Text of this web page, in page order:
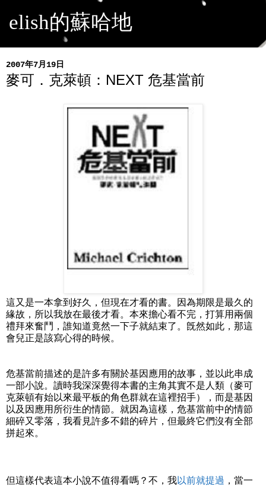
elish的蘇哈地
2007年7月19日
麥可．克萊頓：NEXT 危基當前
這又是一本拿到好久，但現在才看的書。因為期限是最久的
緣故，所以我放在最後才看。本來擔心看不完，打算用兩個
禮拜來奮鬥，誰知道竟然一下子就結束了。旣然如此，那這
會兒正是該寫心得的時候。
危基當前描述的是許多有關於基因應用的故事，並以此串成
一部小說。讀時我深深覺得本書的主角其實不是人類（麥可
克萊頓有始以來最平板的角色群就在這裡招手），而是基因
以及因應用所衍生的情節。就因為這樣，危基當前中的情節
細碎又零落，我看見許多不錯的碎片，但最終它們沒有全部
拼起來。
但這樣代表這本小說不值得看嗎？不，我以前就提過 ，當一